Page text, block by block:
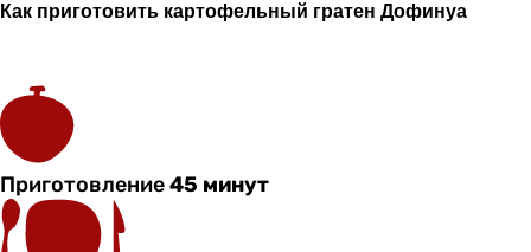
Как приготовить картофельный гратен Дофинуа
Приготовление45 минут